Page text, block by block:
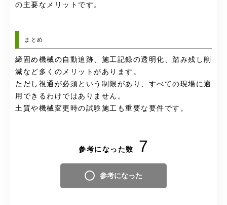
の主要なメリットです。
まとめ
締固め機械の自動追跡、施工記録の透明化、踏み残し削
減など多くのメリットがあります。
ただし視通が必須という制限があり、すべての現場に適
用できるわけではありません。
土質や機械変更時の試験施工も重要な要件です。
参考になった数 7
参考になった